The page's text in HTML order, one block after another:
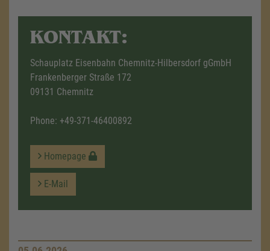
KONTAKT:
Schauplatz Eisenbahn Chemnitz-Hilbersdorf gGmbH
Frankenberger Straße 172
09131 Chemnitz
Phone: +49-371-46400892
Homepage
E-Mail